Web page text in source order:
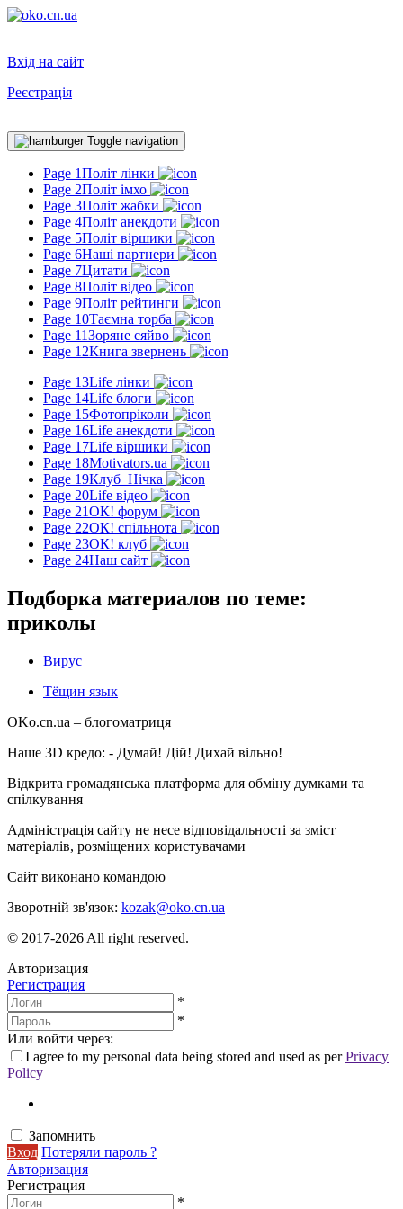
Вхід на сайт
Реєстрація
Toggle navigation
Page 1Політ лінки
Page 2Політ імхо
Page 3Політ жабки
Page 4Політ анекдоти
Page 5Політ віршики
Page 6Наші партнери
Page 7Цитати
Page 8Політ відео
Page 9Політ рейтинги
Page 10Таємна торба
Page 11Зоряне сяйво
Page 12Книга звернень
Page 13Life лінки
Page 14Life блоги
Page 15Фотопріколи
Page 16Life анекдоти
Page 17Life віршики
Page 18Motivators.ua
Page 19Клуб_Нічка
Page 20Life відео
Page 21ОК! форум
Page 22ОК! спільнота
Page 23ОК! клуб
Page 24Наш сайт
Подборка материалов по теме:
приколы
Вирус
Тёщин язык
OKo.cn.ua – блогоматриця
Наше 3D кредо: - Думай! Дій! Дихай вільно!
Відкрита громадянська платформа для обміну думками та
спілкування
Адміністрація сайту не несе відповідальності за зміст
матеріалів, розміщених користувачами
Сайт виконано командою
Зворотній зв'язок: kozak@oko.cn.ua
© 2017-2026 All right reserved.
Авторизация
Регистрация
*
*
Или войти через:
I agree to my personal data being stored and used as perPrivacy
Policy
Запомнить
Вход Потеряли пароль ?
Авторизация
Регистрация
*